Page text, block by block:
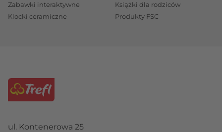
Zabawki interaktywne
Klocki ceramiczne
Książki dla rodziców
Produkty FSC
ul. Kontenerowa 25